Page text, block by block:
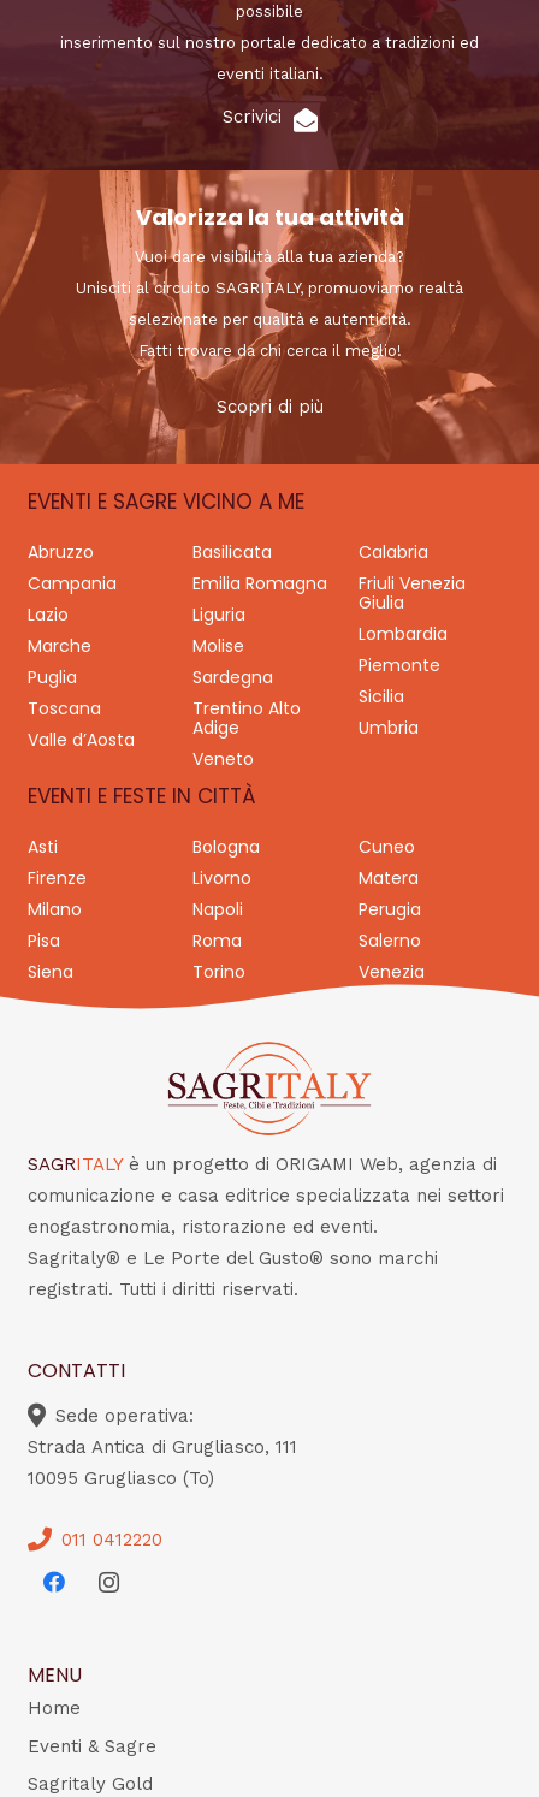
possibile
inserimento sul nostro portale dedicato a tradizioni ed
eventi italiani.
Scrivici
Valorizza la tua attività
Vuoi dare visibilità alla tua azienda?
Unisciti al circuito SAGRITALY, promuoviamo realtà
selezionate per qualità e autenticità.
Fatti trovare da chi cerca il meglio!
Scopri di più
EVENTI E SAGRE VICINO A ME
Abruzzo Basilicata
Calabria
Campania
Emilia Romagna
Friuli Venezia
Giulia
Lazio
Liguria
Lombardia
Marche
Molise
Piemonte
Puglia
Sardegna
Sicilia
Toscana
Trentino Alto
Adige
Umbria
Valle d’Aosta
Veneto
EVENTI E FESTE IN CITTÀ
Asti Bologna
Cuneo
Firenze
Livorno
Matera
Milano
Napoli
Perugia
Pisa
Roma
Salerno
Siena
Torino Venezia
SAGRITALY è un progetto di ORIGAMI Web, agenzia di
comunicazione e casa editrice specializzata nei settori
enogastronomia, ristorazione ed eventi.
Sagritaly® e Le Porte del Gusto® sono marchi
registrati. Tutti i diritti riservati.
CONTATTI
Sede operativa:
Strada Antica di Grugliasco, 111
10095 Grugliasco (To)
011 0412220
MENU
Home
Eventi & Sagre
Sagritaly Gold